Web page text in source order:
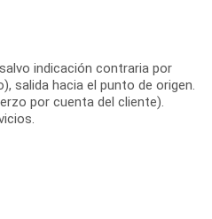
indicación contraria por
salida hacia el punto de origen.
por cuenta del cliente).